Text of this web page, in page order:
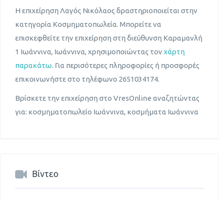
Η επιχείρηση Λαγός Νικόλαος δραστηριοποιείται στην
κατηγορία Κοσμηματοπωλεία. Μπορείτε να
επισκεφθείτε την επιχείρηση στη διεύθυνση Καραμανλή
1 Ιωάννινα, Ιωάννινα, χρησιμοποιώντας τον χάρτη
παρακάτω. Για περισότερες πληροφορίες ή προσφορές
επικοινωνήστε στο τηλέφωνο 2651034174.
Βρίσκετε την επιχείρηση στο VresOnline αναζητώντας
για: κοσμηματοπωλείο Ιωάννινα, κοσμήματα Ιωάννινα
Βίντεο